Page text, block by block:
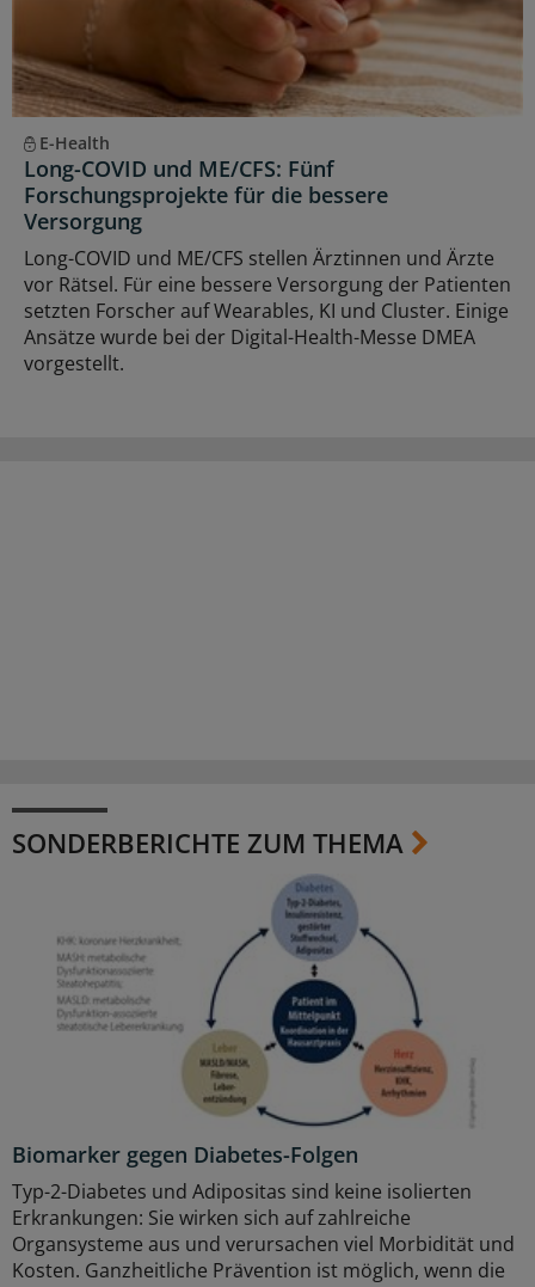
E-Health
Long-COVID und ME/CFS: Fünf
Forschungsprojekte für die bessere
Versorgung
Long-COVID und ME/CFS stellen Ärztinnen und Ärzte
vor Rätsel. Für eine bessere Versorgung der Patienten
setzten Forscher auf Wearables, KI und Cluster. Einige
Ansätze wurde bei der Digital-Health-Messe DMEA
vorgestellt.
SONDERBERICHTE ZUM THEMA
Biomarker gegen Diabetes-Folgen
Typ-2-Diabetes und Adipositas sind keine isolierten
Erkrankungen: Sie wirken sich auf zahlreiche
Organsysteme aus und verursachen viel Morbidität und
Kosten. Ganzheitliche Prävention ist möglich, wenn die